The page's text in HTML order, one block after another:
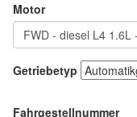
Motor
Getriebetyp
Fahrgestellnummer